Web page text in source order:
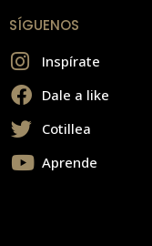
SÍGUENOS
Inspírate
Dale a like
Cotillea
Aprende